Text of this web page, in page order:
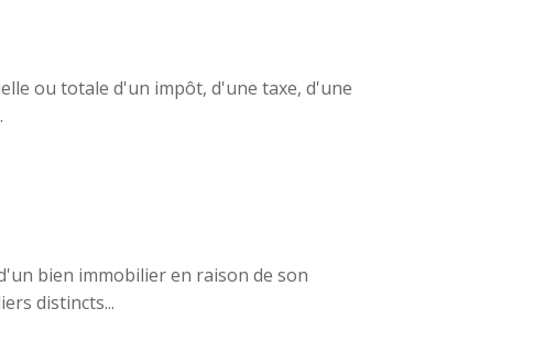
ou totale d'un impôt, d'une taxe, d'une
bien immobilier en raison de son
distincts...